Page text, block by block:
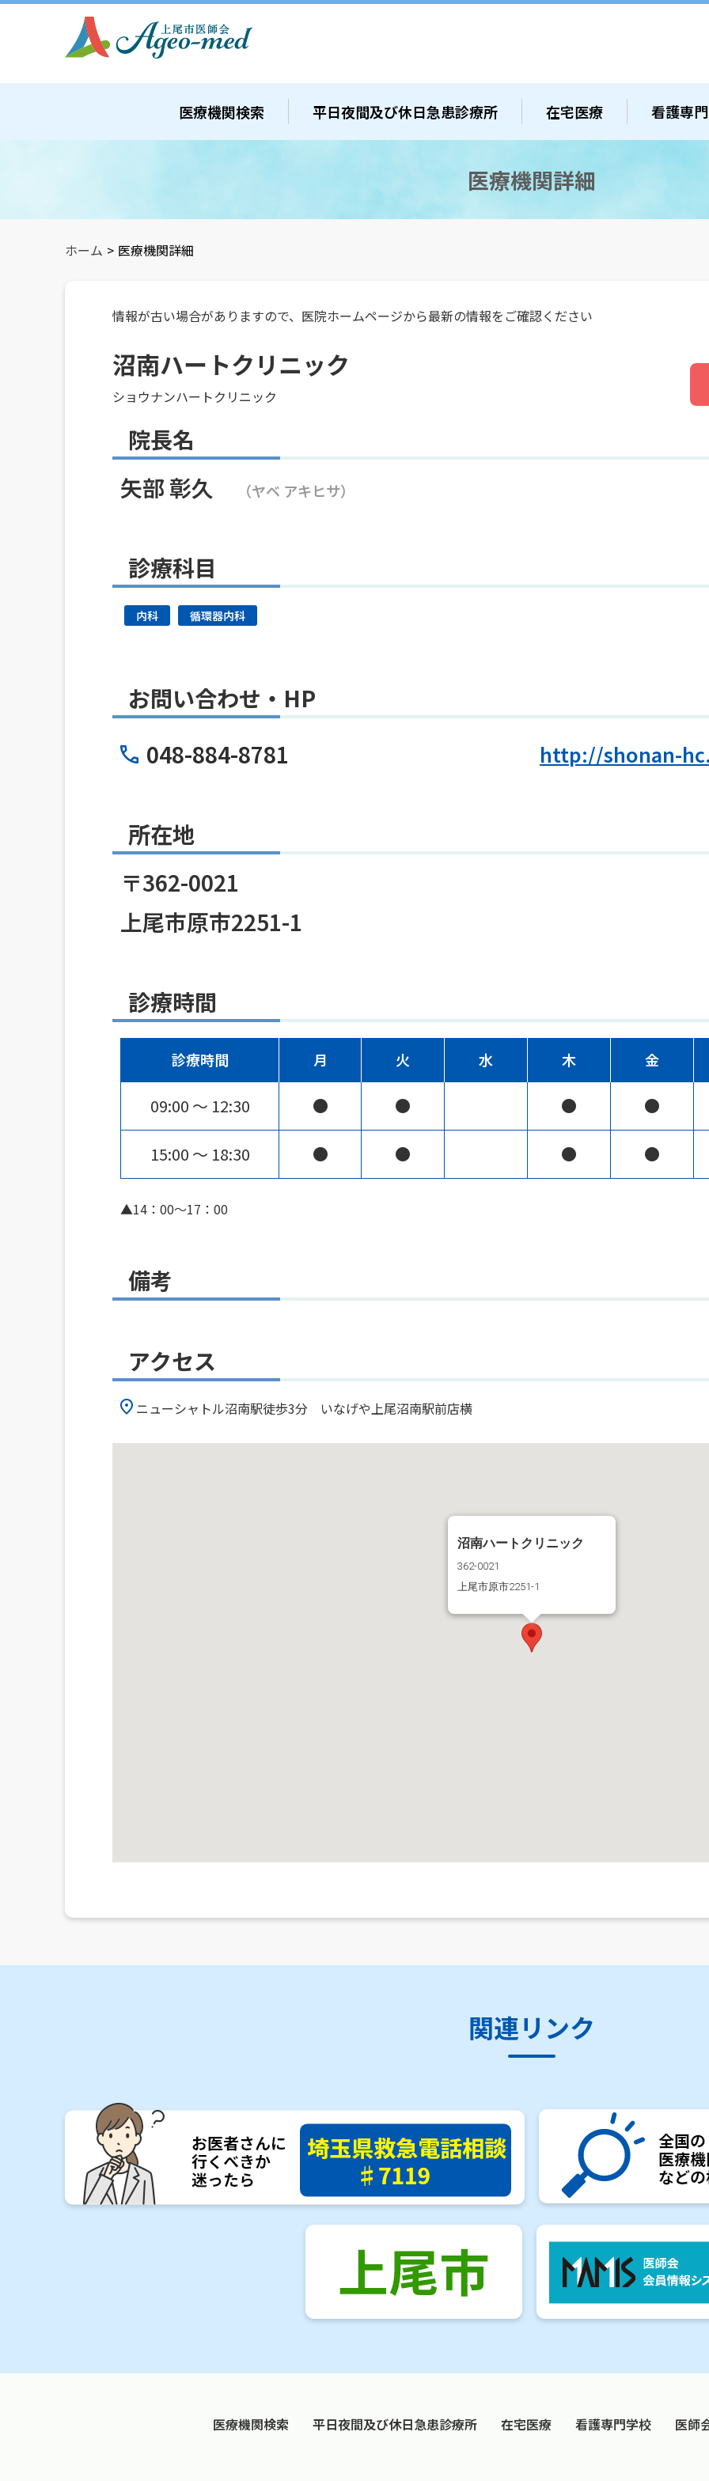
医療機関検索 平日夜間及び休日急患診療所 在宅医療 看護専
医療機関詳細
ホーム > 医療機関詳細
情報が古い場合がありますので、医院ホームページから最新の情報をご確認ください
沼南ハートクリニック
ショウナンハートクリニック
院長名
矢部 彰久
（ヤベ アキヒサ）
診療科目
内科 循環器内科
お問い合わせ・HP
048-884-8781
http://shonan-
所在地
〒362-0021
上尾市原市2251-1
診療時間
診療時間 月 火 水 木 金
09:00 〜 12:30 ● ● ● ●
15:00 〜 18:30 ● ● ● ●
▲14：00～17：00
備考
アクセス
ニューシャトル沼南駅徒歩3分 いなげや上尾沼南駅前店横
沼南ハートクリニック
362-0021
上尾市原市2251-1
関連リンク
医療機関検索 平日夜間及び休日急患診療所 在宅医療 看護専門学校 医師